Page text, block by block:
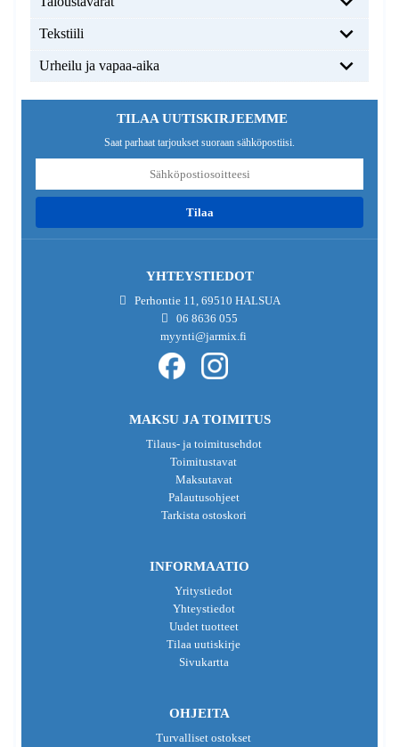
Tekstiili
Urheilu ja vapaa-aika
TILAA UUTISKIRJEEMME
Saat parhaat tarjoukset suoraan sähköpostiisi.
tilaa
YHTEYSTIEDOT
Perhontie 11, 69510 HALSUA
06 8636 055
myynti@jarmix.fi
MAKSU JA TOIMITUS
Tilaus- ja toimitusehdot
Toimitustavat
Maksutavat
Palautusohjeet
Tarkista ostoskori
INFORMAATIO
Yritystiedot
Yhteystiedot
Uudet tuotteet
Tilaa uutiskirje
Sivukartta
OHJEITA
Turvalliset ostokset